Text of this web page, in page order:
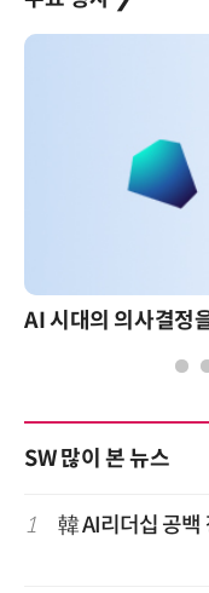
SW 많이 본 뉴스
1 韓 AI리더십 공